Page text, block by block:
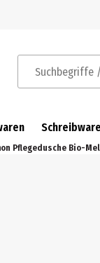
Suchbegriffe /
Pflegedusche Bio-